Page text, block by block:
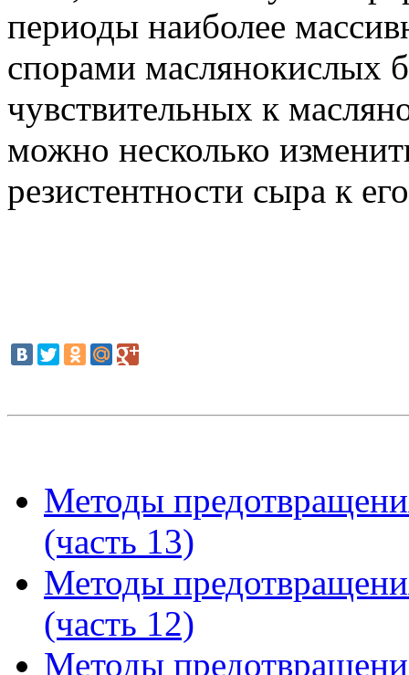
периоды наиболее
спорами маслянокислых
чувствительных к
можно несколько
резистентности сыра к
Методы
(часть 13)
Методы
(часть 12)
Методы